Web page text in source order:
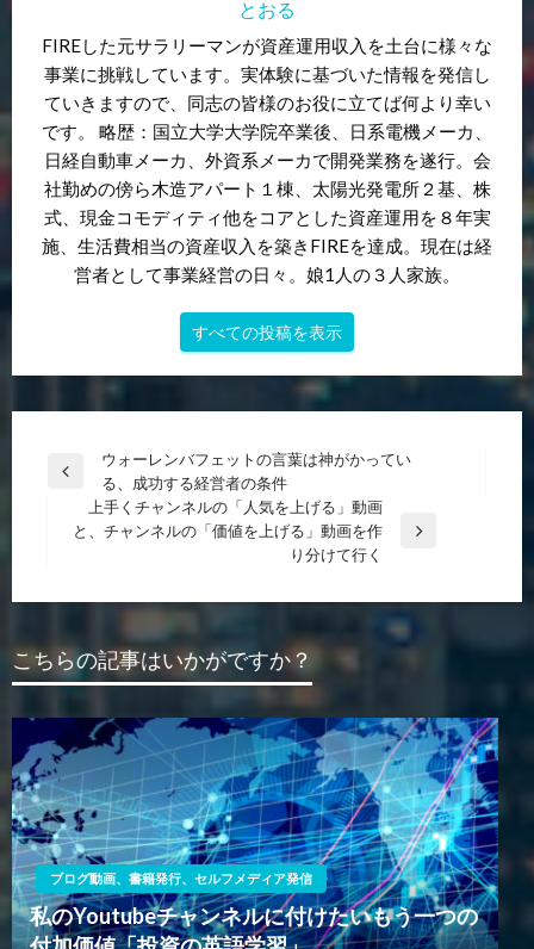
とおる
FIREした元サラリーマンが資産運用収入を土台に様々な
事業に挑戦しています。実体験に基づいた情報を発信し
ていきますので、同志の皆様のお役に立てば何より幸い
です。 略歴：国立大学大学院卒業後、日系電機メーカ、
日経自動車メーカ、外資系メーカで開発業務を遂行。会
社勤めの傍ら木造アパート１棟、太陽光発電所２基、株
式、現金コモディティ他をコアとした資産運用を８年実
施、生活費相当の資産収入を築きFIREを達成。現在は経
営者として事業経営の日々。娘1人の３人家族。
すべての投稿を表示
投
ゲ
シ
ン
ウォーレンバフェットの言葉は神がかってい
る、成功する経営者の条件
次
上手くチャンネルの「人気を上げる」動画
と、チャンネルの「価値を上げる」動画を作
り分けて行く
こちらの記事はいかがですか？
ブログ動画、書籍発行、セルフメディア発信
私のYoutubeチャンネルに付けたいもう一つの